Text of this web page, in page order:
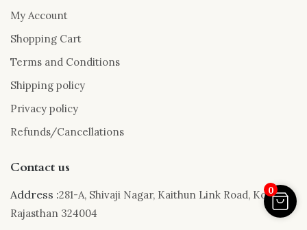
My Account
Shopping Cart
Terms and Conditions
Shipping policy
Privacy policy
Refunds/Cancellations
Contact us
Address :281-A, Shivaji Nagar, Kaithun Link Road, Kota,
Rajasthan 324004
0